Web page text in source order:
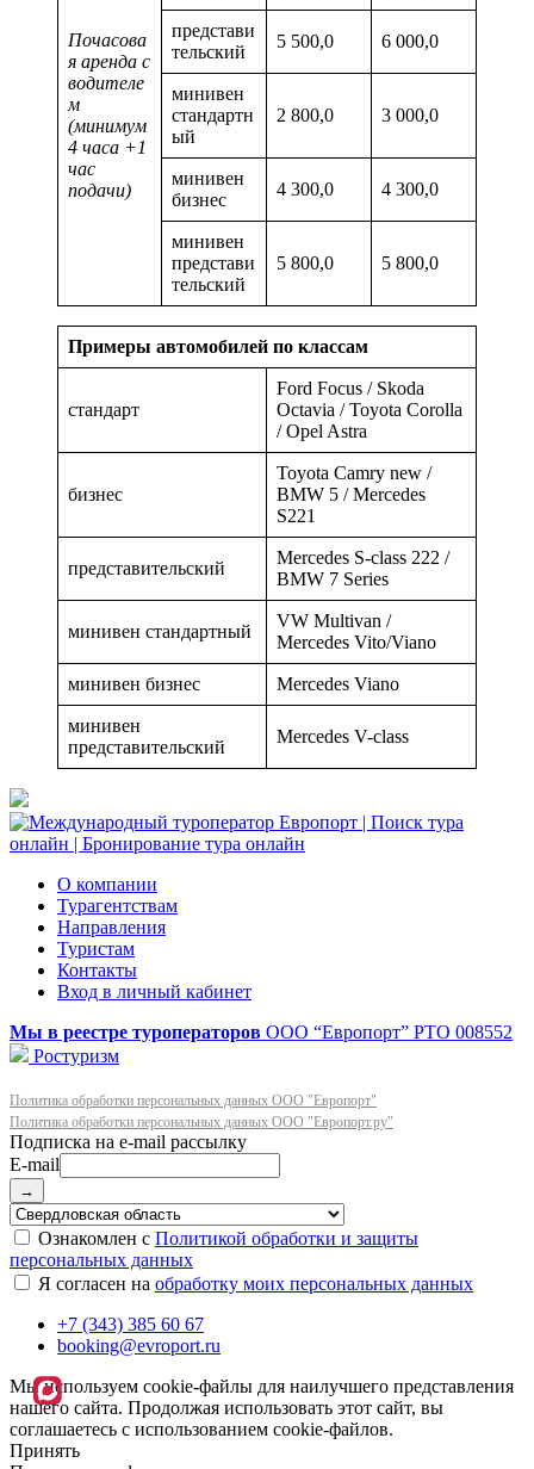
Почасова
я аренда с
водителе
м
(минимум
4 часа +1
час
подачи)
представи
тельский
5 500,0 6 000,0
минивен
стандартн
ый
2 800,0 3 000,0
минивен
бизнес
4 300,0 4 300,0
минивен
представи
тельский
5 800,0 5 800,0
Примеры автомобилей по классам
стандарт
Ford Focus / Skoda
Octavia / Toyota Corolla
/ Opel Astra
бизнес
Toyota Camry new /
BMW 5 / Mercedes
S221
представительский
Mercedes S-class 222 /
BMW 7 Series
минивен стандартный
VW Multivan /
Mercedes Vito/Viano
минивен бизнес Mercedes Viano
минивен
представительский
Mercedes V-class
О компании
Турагентствам
Направления
Туристам
Контакты
Вход в личный кабинет
Мы в реестре туроператоров ООО “Европорт” РТО 008552
Ростуризм
Политика обработки персональных данных ООО "Европорт"
Политика обработки персональных данных ООО "Европорт.ру"
E-mail
→
Ознакомлен с Политикой обработки и защиты
персональных данных
Я согласен на обработку моих персональных данных
+7 (343) 385 60 67
booking@evroport.ru
Мы используем cookie-файлы для наилучшего представления
нашего сайта. Продолжая использовать этот сайт, вы
соглашаетесь с использованием cookie-файлов.
Принять